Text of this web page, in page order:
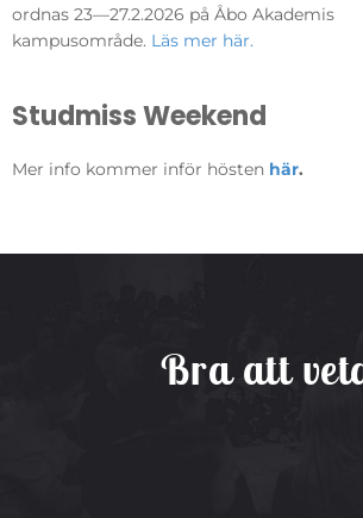
ordnas 23—27.2.2026 på Åbo Akademis
kampusområde. Läs mer här.
Studmiss Weekend
Mer info kommer inför hösten här.
Bra att